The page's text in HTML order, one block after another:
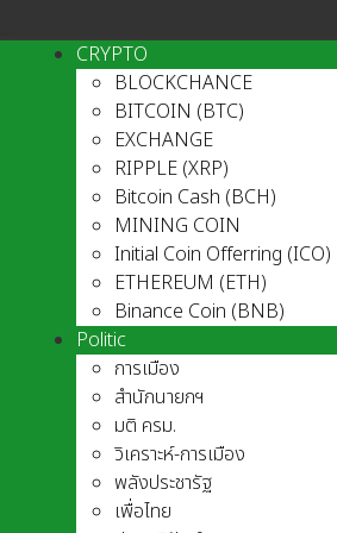
CRYPTO
BLOCKCHANCE
BITCOIN (BTC)
EXCHANGE
RIPPLE (XRP)
Bitcoin Cash (BCH)
MINING COIN
Initial Coin Offerring (ICO)
ETHEREUM (ETH)
Binance Coin (BNB)
Politic
การเมือง
สำนักนายกฯ
มติ ครม.
วิเคราะห์-การเมือง
พลังประชารัฐ
เพื่อไทย